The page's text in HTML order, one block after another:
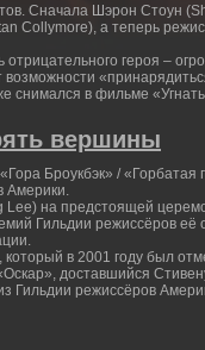
Сначала Шэрон Стоун
Collymore), а теперь
героя –
возможности
в фильме «Угнать
вершины
Броукбэк» / «Горбатая
Америки.
на предстоящей
Гильдии режиссёров её
в 2001 году был
доставшийся
режиссёров